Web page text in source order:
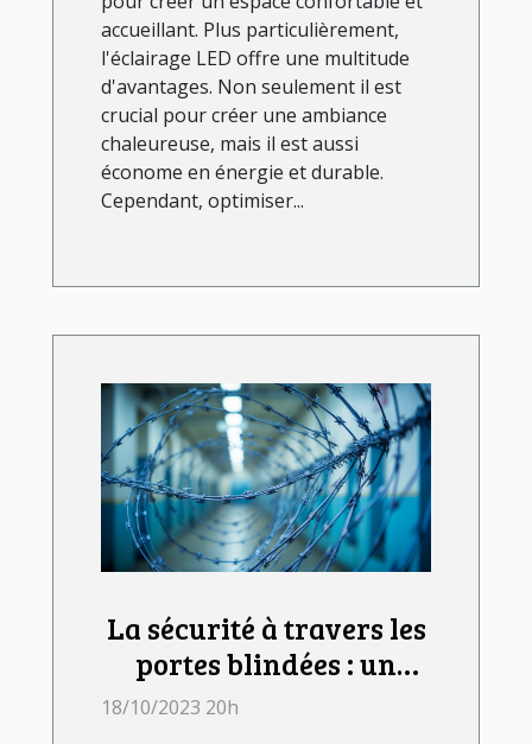
accueillant. Plus particulièrement,
l'éclairage LED offre une multitude
d'avantages. Non seulement il est
crucial pour créer une ambiance
chaleureuse, mais il est aussi
économe en énergie et durable.
Cependant, optimiser...
La sécurité à travers les
portes blindées : un
guide complet
18/10/2023 20h